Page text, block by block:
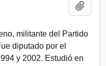
militante del Partido
diputado por el
y 2002. Estudió en